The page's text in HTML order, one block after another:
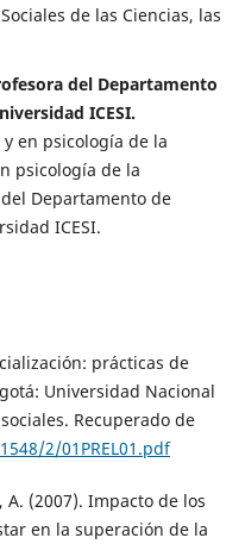
de las Ciencias, las
del Departamento
ICESI.
en psicología de la
psicología de la
Departamento de
ICESI.
prácticas de
Universidad Nacional
Recuperado de
2/01PREL01.pdf
A. (2007). Impacto de los
en la superación de la